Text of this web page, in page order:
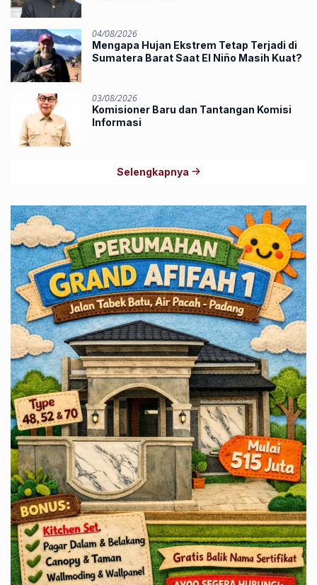
04/08/2026
Mengapa Hujan Ekstrem Tetap Terjadi di
Sumatera Barat Saat El Niño Masih Kuat?
03/08/2026
Komisioner Baru dan Tantangan Komisi
Informasi
Selengkapnya